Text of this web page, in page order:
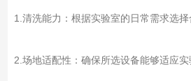
1.清洗能力：根据实验室的日常需求选
2.场地适配性：确保所选设备能够适应实